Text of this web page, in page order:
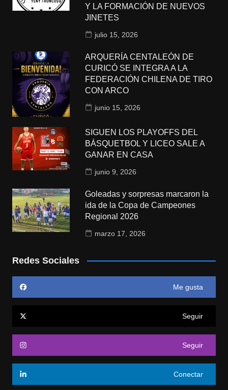
Y LA FORMACIÓN DE NUEVOS
JINETES
julio 15, 2026
ARQUERÍA CENTALEÓN DE
CURICÓ SE INTEGRA A LA
FEDERACIÓN CHILENA DE TIRO
CON ARCO
junio 15, 2026
SIGUEN LOS PLAYOFFS DEL
BÁSQUETBOL Y LICEO SALE A
GANAR EN CASA
junio 9, 2026
Goleadas y sorpresas marcaron la
ida de la Copa de Campeones
Regional 2026
marzo 17, 2026
Redes Sociales
Me gusta
Seguir
Seguir
Conectar